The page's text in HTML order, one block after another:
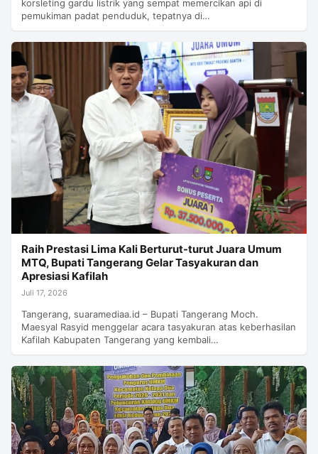
korsleting gardu listrik yang sempat memercikan api di
pemukiman padat penduduk, tepatnya di…
Raih Prestasi Lima Kali Berturut-turut Juara Umum
MTQ, Bupati Tangerang Gelar Tasyakuran dan
Apresiasi Kafilah
Juli 17, 2026
Tangerang, suaramediaa.id – Bupati Tangerang Moch.
Maesyal Rasyid menggelar acara tasyakuran atas keberhasilan
Kafilah Kabupaten Tangerang yang kembali…